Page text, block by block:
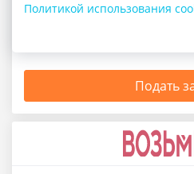
Сумма
Подать
Политикой использования